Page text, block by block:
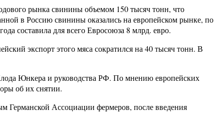
рынка свинины объемом 150 тысяч тонн, что
в Россию свинины оказались на европейском рынке, по
составила для всего Евросоюза 8 млрд. евро.
экспорт этого мяса сократился на 40 тысяч тонн. В
Юнкера и руководства РФ. По мнению европейских
об их снятии.
Германской Ассоциации фермеров, после введения